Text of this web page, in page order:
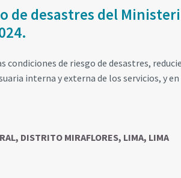
de desastres del
de riesgo de desastres,
interna y externa de los servicios, y
DISTRITO MIRAFLORES, LIMA, LIMA